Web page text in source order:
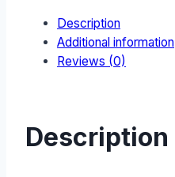
quantity
Description
Additional information
Reviews (0)
Description